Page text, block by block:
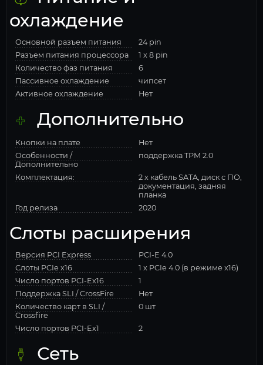
охлаждение
Основной разъем питания
24 pin
Разъем питания процессора
1 x 8 pin
Количество фаз питания
6
Пассивное охлаждение
чипсет
Активное охлаждение
Нет
Дополнительно
Кнопки на плате
Нет
Особенности /
Дополнительно
поддержка TPM 2.0
Комплектация:
2 x кабель SATA, диск с ПО,
документация, задняя
планка
Год релиза
2020
Слоты расширения
Версия PCI Express
PCI-E 4.0
Слоты PCIe x16
1 x PCIe 4.0 (в режиме x16)
Число портов PCI-Ex16
1
Поддержка SLI / CrossFire
Нет
Количество карт в SLI /
Crossfire
0 шт
Число портов PCI-Ex1 2
Сеть